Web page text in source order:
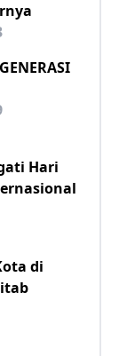
Hari
di